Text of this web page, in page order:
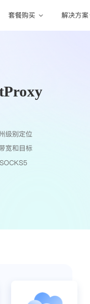
套餐购买 解决方案
级别定位
宽和目标